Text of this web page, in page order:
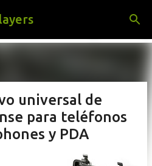
principal
universal de
para teléfonos
y PDA